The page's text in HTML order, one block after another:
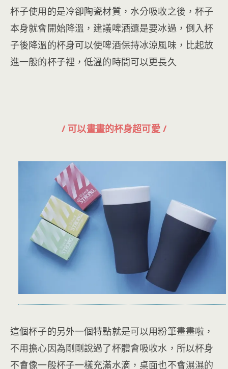
杯子使用的是冷卻陶瓷材質，水分吸收之後，杯子
本身就會開始降溫，建議啤酒還是要冰過，倒入杯
子後降溫的杯身可以使啤酒保持冰涼風味，比起放
進一般的杯子裡，低溫的時間可以更長久
/ 可以畫畫的杯身超可愛 /
這個杯子的另外一個特點就是可以用粉筆畫畫啦，
不用擔心因為剛剛說過了杯體會吸收水，所以杯身
不會像一般杯子一樣充滿水滴，桌面也不會濕濕的